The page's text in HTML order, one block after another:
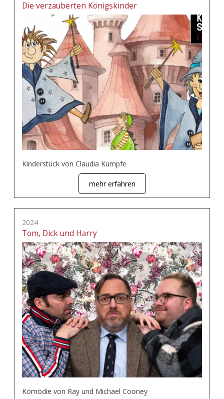
Die verzauberten Königskinder
Kinderstück von Claudia Kumpfe
mehr erfahren
2024
Tom, Dick und Harry
Komödie von Ray und Michael Cooney